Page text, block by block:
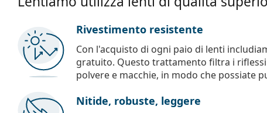
Rivestimento resistente
Con l'acquisto di ogni paio di lenti
gratuito. Questo trattamento filtra i
polvere e macchie, in modo che possiate
Nitide, robuste, leggere